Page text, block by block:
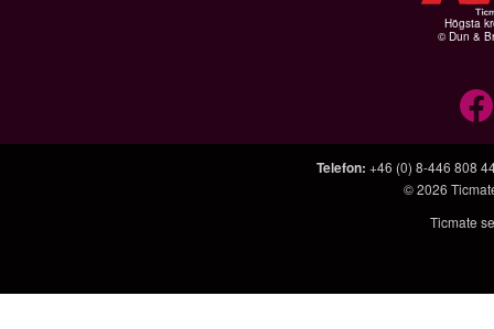
Högsta
© Dun &
Telefon: +46 (0) 8-446 808
© 2026
Ticmate